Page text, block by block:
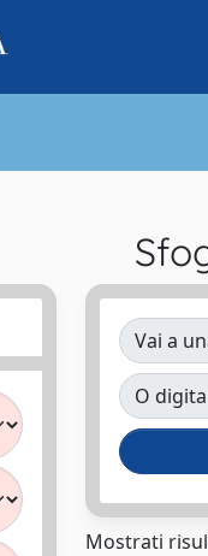
Vai a
O
Mostrati